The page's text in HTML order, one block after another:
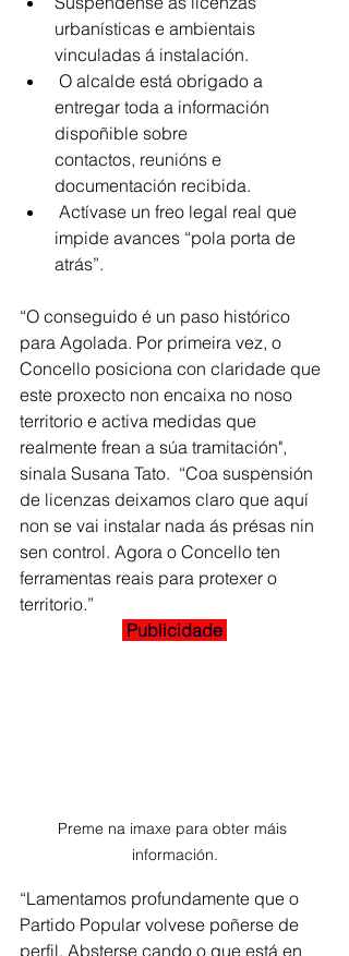
urbanísticas e ambientais
vinculadas á instalación.
entregar toda a información
dispoñible sobre
contactos, reunións e
documentación recibida.
impide avances “pola porta de
atrás”.
“O conseguido é un paso histórico
para Agolada. Por primeira vez, o
Concello posiciona con claridade que
este proxecto non encaixa no noso
territorio e activa medidas que
realmente frean a súa tramitación",
sinala Susana Tato.  “Coa suspensión
de licenzas deixamos claro que aquí
non se vai instalar nada ás présas nin
sen control. Agora o Concello ten
ferramentas reais para protexer o
territorio.”
Publicidade
Preme na imaxe para obter máis
información.
“Lamentamos profundamente que o
Partido Popular volvese poñerse de
perfil. Absterse cando o que está en